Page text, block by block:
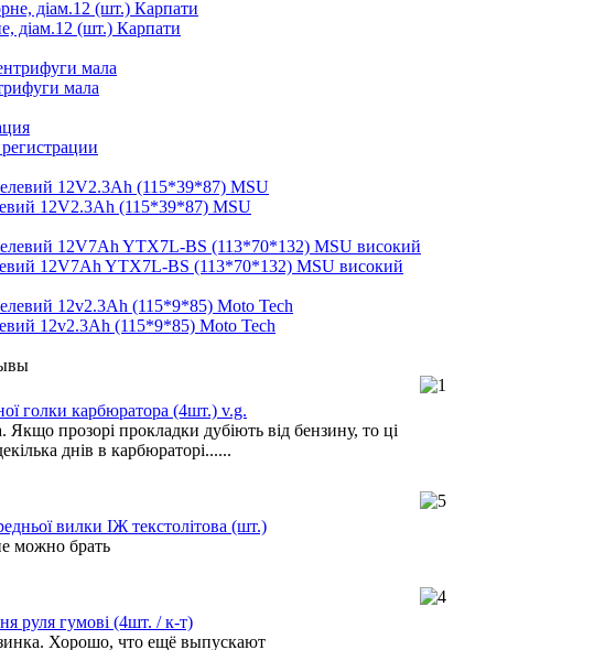
діам.12 (шт.) Карпати
мала
12V2.3Ah (115*39*87) MSU
12V7Ah YTX7L-BS (113*70*132) MSU високий
12v2.3Ah (115*9*85) Moto Tech
голки карбюратора (4шт.) v.g.
Якщо прозорі прокладки дубіють від бензину, то ці
днів в карбюраторі......
вилки ІЖ текстолітова (шт.)
можно брать
руля гумові (4шт. / к-т)
Хорошо, что ещё выпускают